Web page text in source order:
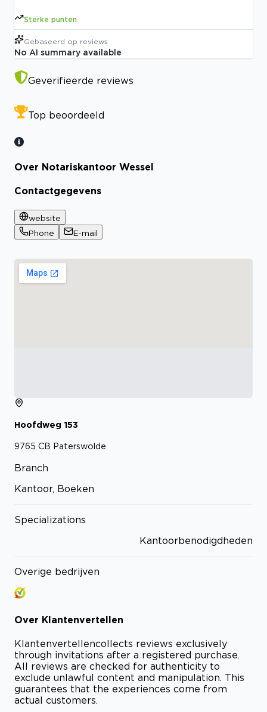
Sterke punten
Gebaseerd op reviews
No AI summary available
Geverifieerde reviews
Top beoordeeld
Over Notariskantoor Wessel
Contactgegevens
website
Phone
E-mail
Hoofdweg 153
9765 CB Paterswolde
Branch
Kantoor, Boeken
Specializations
Kantoorbenodigdheden
Overige bedrijven
Over Klantenvertellen
Klantenvertellencollects reviews exclusively
through invitations after a registered purchase.
All reviews are checked for authenticity to
exclude unlawful content and manipulation. This
guarantees that the experiences come from
actual customers.